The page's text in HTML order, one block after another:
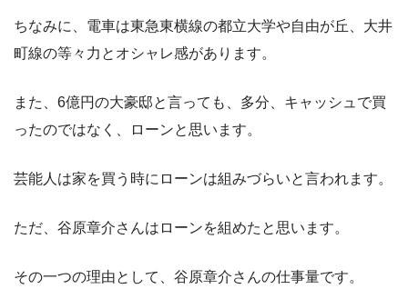
ちなみに、電車は東急東横線の都立大学や自由が丘、大井
町線の等々力とオシャレ感があります。
また、6億円の大豪邸と言っても、多分、キャッシュで買
ったのではなく、ローンと思います。
芸能人は家を買う時にローンは組みづらいと言われます。
ただ、谷原章介さんはローンを組めたと思います。
その一つの理由として、谷原章介さんの仕事量です。